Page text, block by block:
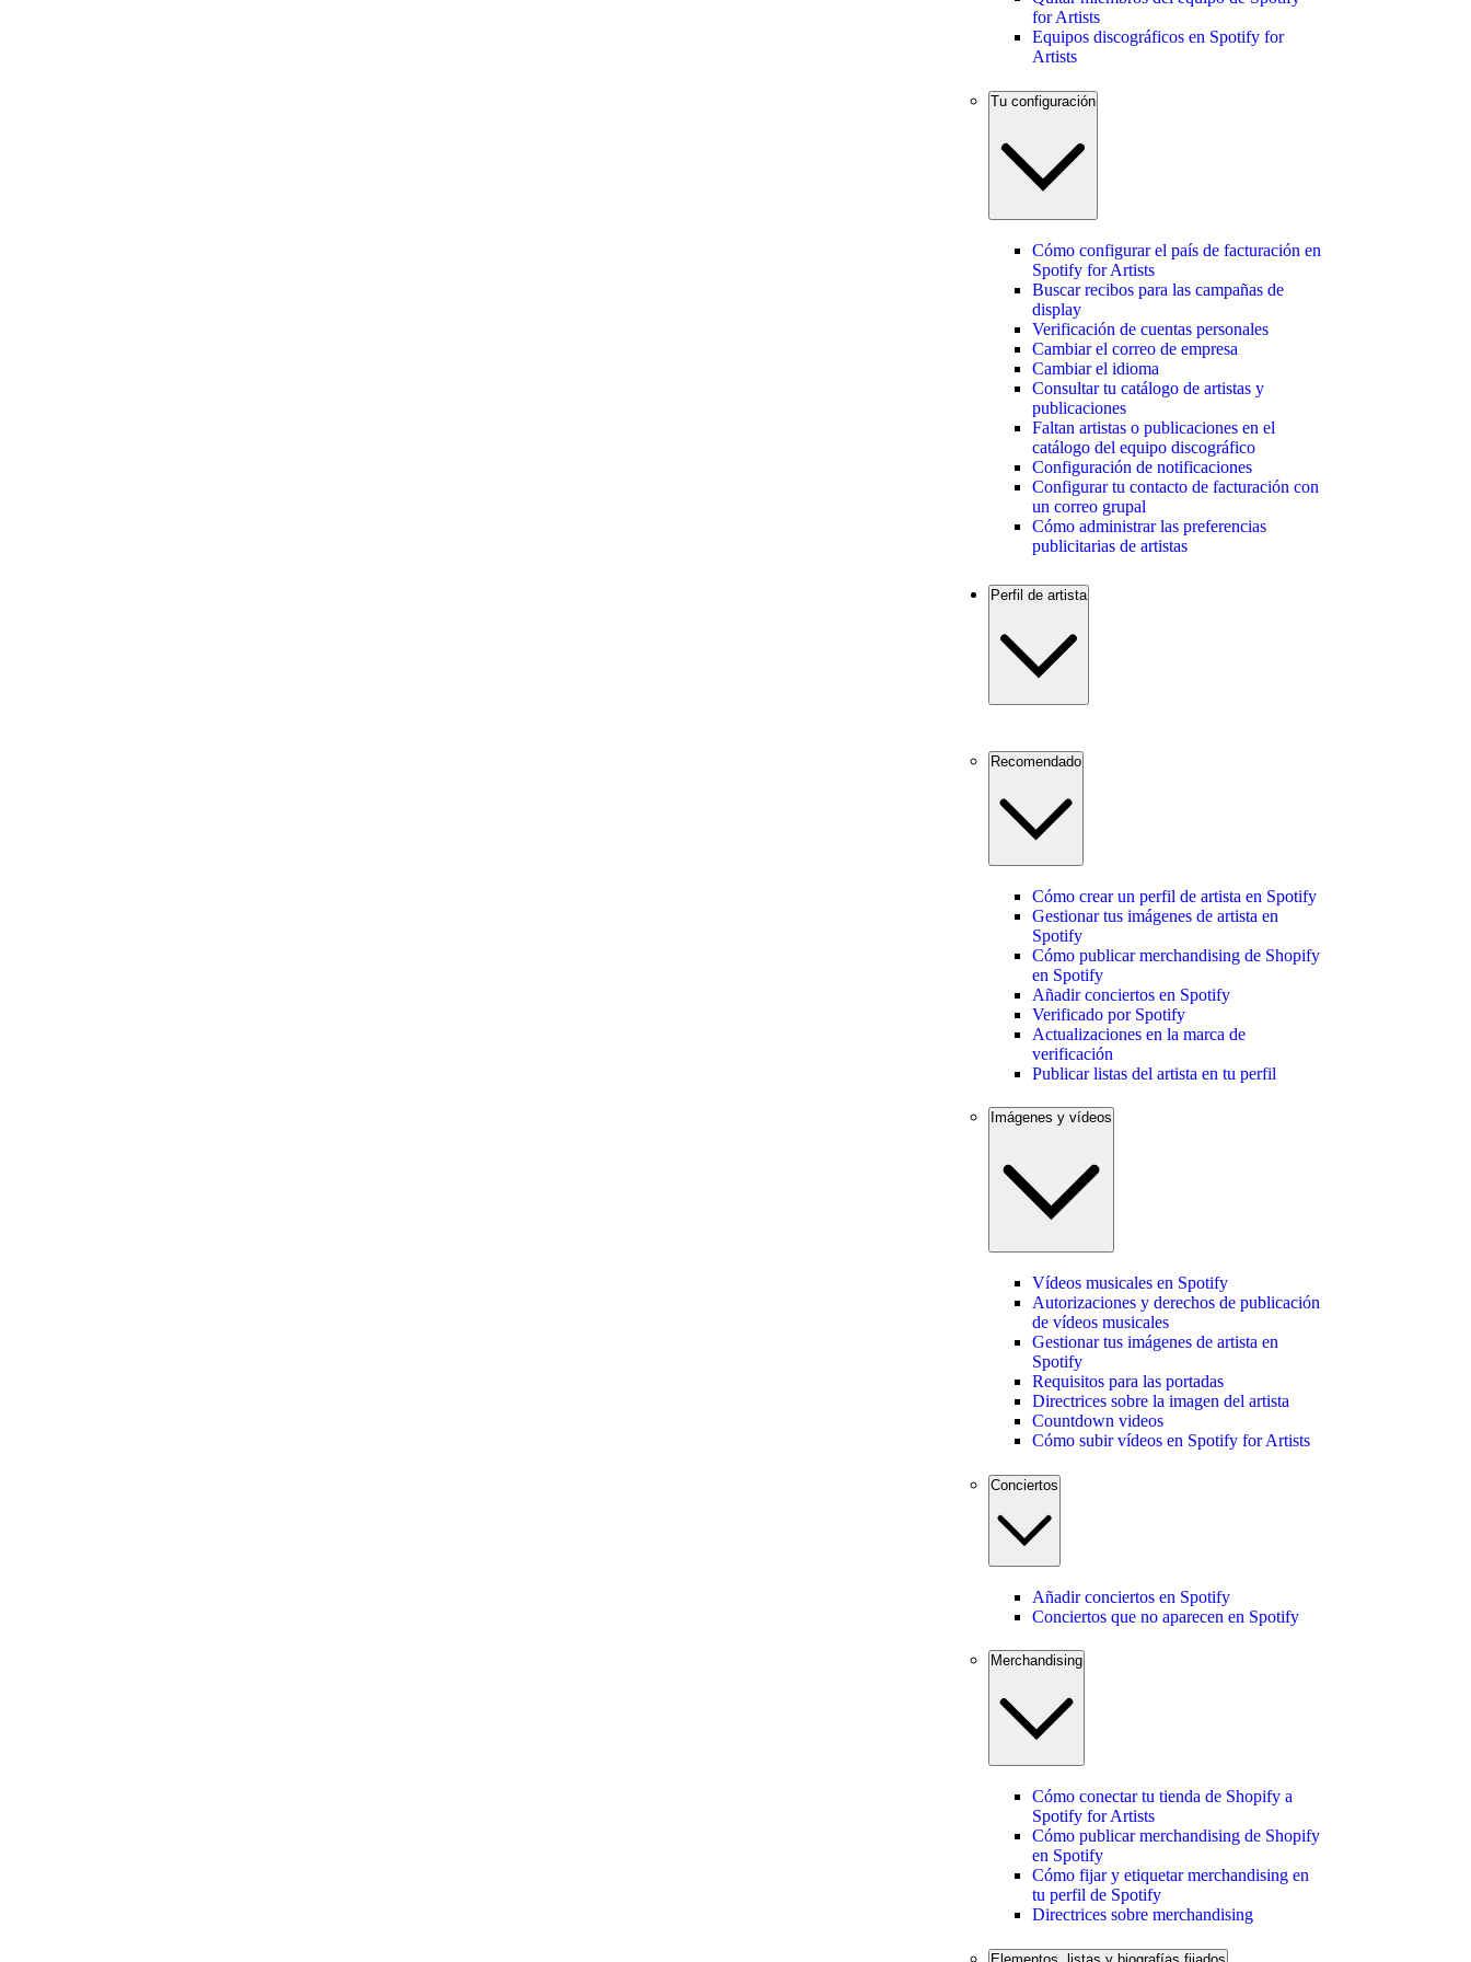
for Artists
Equipos discográficos en Spotify for
Artists
Tu configuración
Cómo configurar el país de facturación en
Spotify for Artists
Buscar recibos para las campañas de
display
Verificación de cuentas personales
Cambiar el correo de empresa
Cambiar el idioma
Consultar tu catálogo de artistas y
publicaciones
Faltan artistas o publicaciones en el
catálogo del equipo discográfico
Configuración de notificaciones
Configurar tu contacto de facturación con
un correo grupal
Cómo administrar las preferencias
publicitarias de artistas
Perfil de artista
Recomendado
Cómo crear un perfil de artista en Spotify
Gestionar tus imágenes de artista en
Spotify
Cómo publicar merchandising de Shopify
en Spotify
Añadir conciertos en Spotify
Verificado por Spotify
Actualizaciones en la marca de
verificación
Publicar listas del artista en tu perfil
Imágenes y vídeos
Vídeos musicales en Spotify
Autorizaciones y derechos de publicación
de vídeos musicales
Gestionar tus imágenes de artista en
Spotify
Requisitos para las portadas
Directrices sobre la imagen del artista
Countdown videos
Cómo subir vídeos en Spotify for Artists
Conciertos
Añadir conciertos en Spotify
Conciertos que no aparecen en Spotify
Merchandising
Cómo conectar tu tienda de Shopify a
Spotify for Artists
Cómo publicar merchandising de Shopify
en Spotify
Cómo fijar y etiquetar merchandising en
tu perfil de Spotify
Directrices sobre merchandising